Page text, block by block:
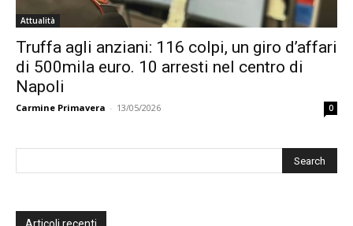
Attualità
Truffa agli anziani: 116 colpi, un giro d’affari
di 500mila euro. 10 arresti nel centro di
Napoli
Carmine Primavera - 13/05/2026 0